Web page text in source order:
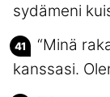
sydämeni
“Minä
kanssasi.